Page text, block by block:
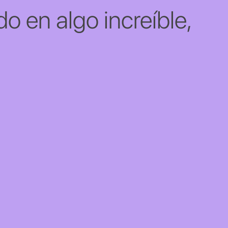
en algo increíble,